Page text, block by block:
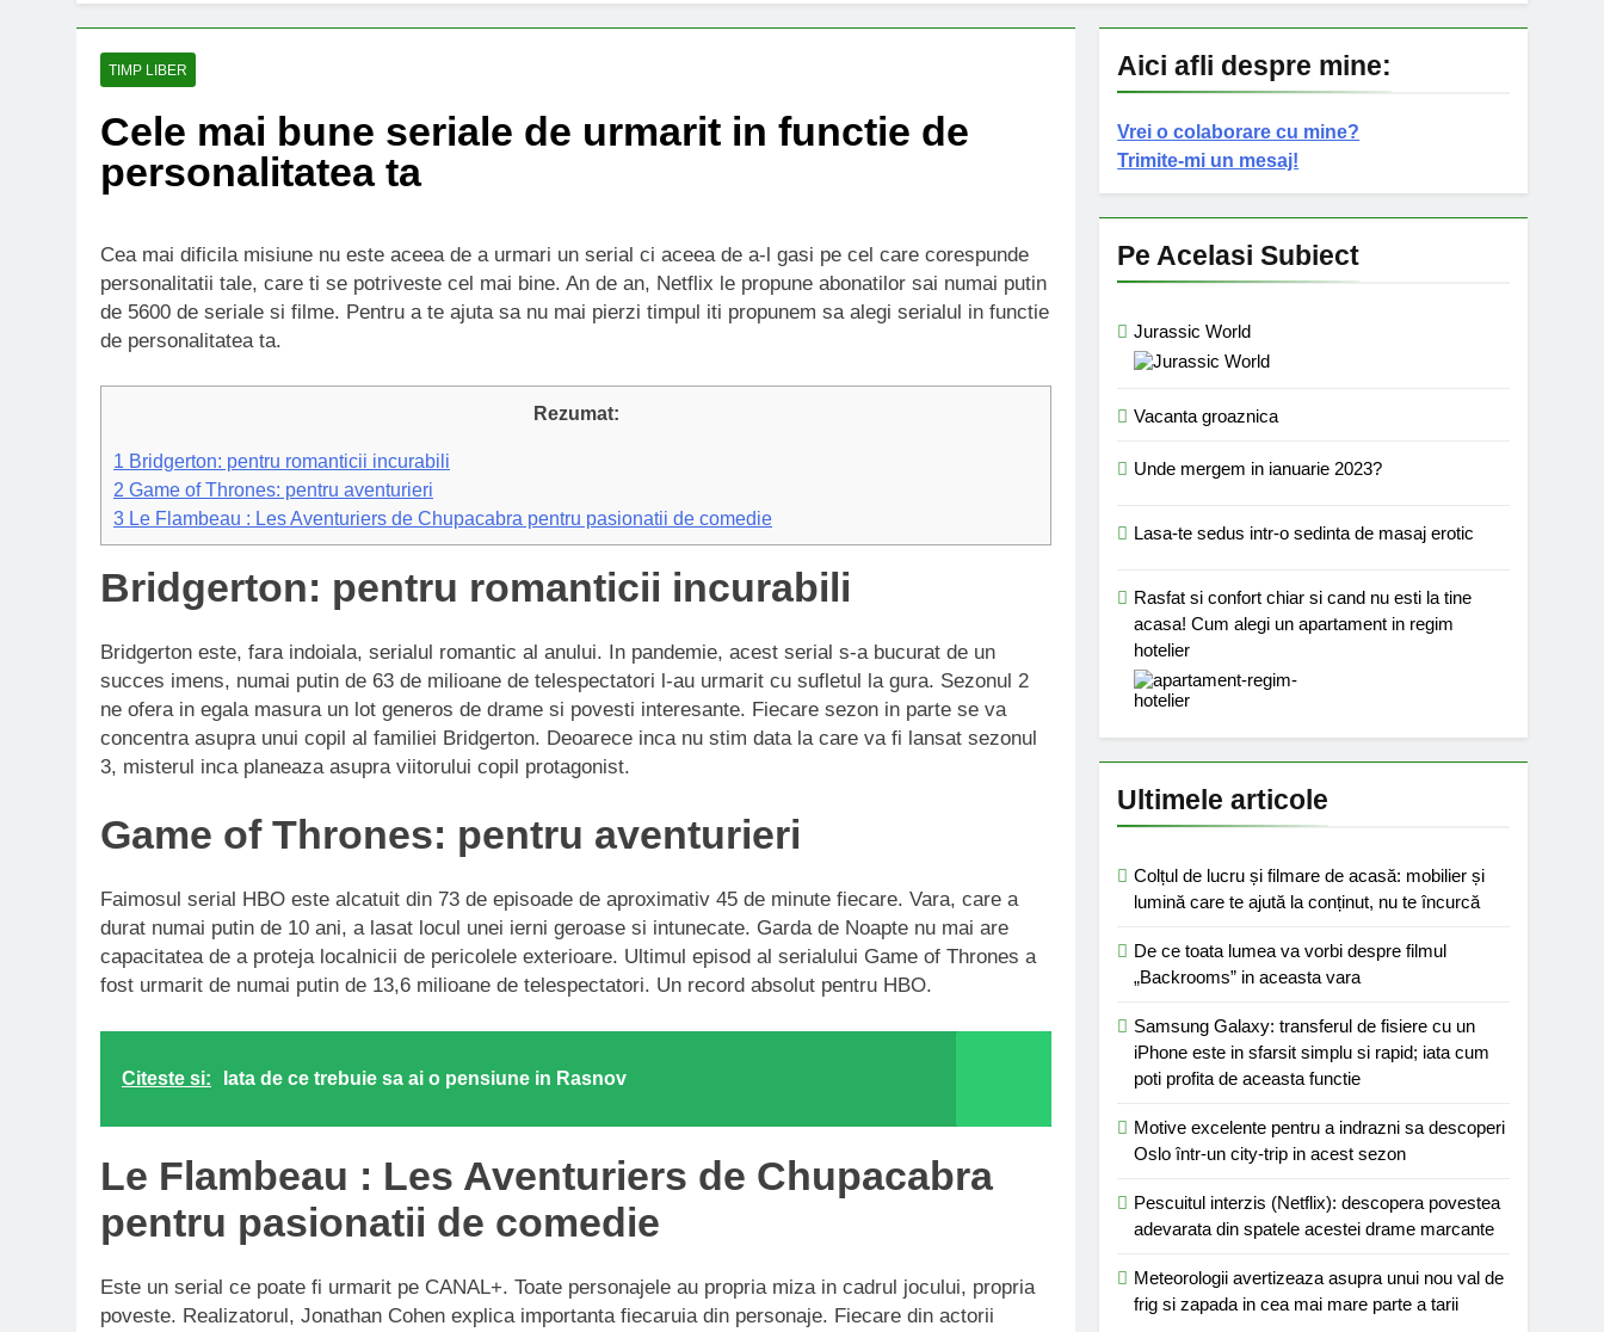
TIMP LIBER
Cele mai bune seriale de urmarit in functie de
personalitatea ta
Cea mai dificila misiune nu este aceea de a urmari un serial ci aceea de a-l gasi pe cel care corespunde
personalitatii tale, care ti se potriveste cel mai bine. An de an, Netflix le propune abonatilor sai numai putin
de 5600 de seriale si filme. Pentru a te ajuta sa nu mai pierzi timpul iti propunem sa alegi serialul in functie
de personalitatea ta.
Rezumat:
1 Bridgerton: pentru romanticii incurabili
2 Game of Thrones: pentru aventurieri
3 Le Flambeau : Les Aventuriers de Chupacabra pentru pasionatii de comedie
Bridgerton: pentru romanticii incurabili
Bridgerton este, fara indoiala, serialul romantic al anului. In pandemie, acest serial s-a bucurat de un
succes imens, numai putin de 63 de milioane de telespectatori l-au urmarit cu sufletul la gura. Sezonul 2
ne ofera in egala masura un lot generos de drame si povesti interesante. Fiecare sezon in parte se va
concentra asupra unui copil al familiei Bridgerton. Deoarece inca nu stim data la care va fi lansat sezonul
3, misterul inca planeaza asupra viitorului copil protagonist.
Game of Thrones: pentru aventurieri
Faimosul serial HBO este alcatuit din 73 de episoade de aproximativ 45 de minute fiecare. Vara, care a
durat numai putin de 10 ani, a lasat locul unei ierni geroase si intunecate. Garda de Noapte nu mai are
capacitatea de a proteja localnicii de pericolele exterioare. Ultimul episod al serialului Game of Thrones a
fost urmarit de numai putin de 13,6 milioane de telespectatori. Un record absolut pentru HBO.
Citeste si: Iata de ce trebuie sa ai o pensiune in Rasnov
Le Flambeau : Les Aventuriers de Chupacabra
pentru pasionatii de comedie
Este un serial ce poate fi urmarit pe CANAL+. Toate personajele au propria miza in cadrul jocului, propria
poveste. Realizatorul, Jonathan Cohen explica importanta fiecaruia din personaje. Fiecare din actorii
Aici afli despre mine:
Vrei o colaborare cu mine?
Trimite-mi un mesaj!
Pe Acelasi Subiect
Jurassic World
Vacanta groaznica
Unde mergem in ianuarie 2023?
Lasa-te sedus intr-o sedinta de masaj erotic
Rasfat si confort chiar si cand nu esti la tine
acasa! Cum alegi un apartament in regim
hotelier
Ultimele articole
Colțul de lucru și filmare de acasă: mobilier și
lumină care te ajută la conținut, nu te încurcă
De ce toata lumea va vorbi despre filmul
„Backrooms” in aceasta vara
Samsung Galaxy: transferul de fisiere cu un
iPhone este in sfarsit simplu si rapid; iata cum
poti profita de aceasta functie
Motive excelente pentru a indrazni sa descoperi
Oslo într-un city-trip in acest sezon
Pescuitul interzis (Netflix): descopera povestea
adevarata din spatele acestei drame marcante
Meteorologii avertizeaza asupra unui nou val de
frig si zapada in cea mai mare parte a tarii